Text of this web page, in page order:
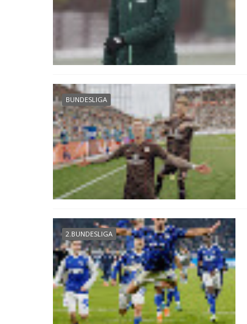
BUNDESLIGA
2.BUNDESLIGA